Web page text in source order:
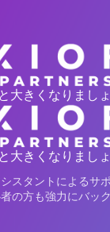
大きくなりましょ
大きくなりましょ
スタントによるサ
の方も強力にバッ